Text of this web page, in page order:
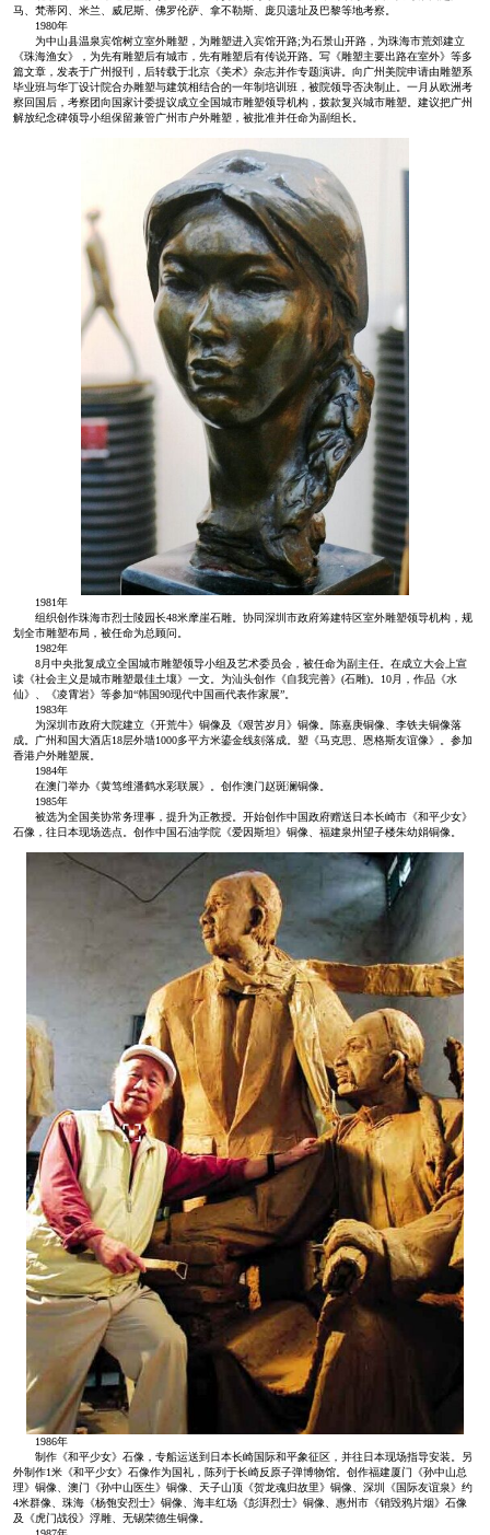
马、梵蒂冈、米兰、威尼斯、佛罗伦萨、拿不勒斯、庞贝遗址及巴黎等地考察。
1980年
为中山县温泉宾馆树立室外雕塑，为雕塑进入宾馆开路;为石景山开路，为珠海市荒郊建立
《珠海渔女》，为先有雕塑后有城市，先有雕塑后有传说开路。写《雕塑主要出路在室外》等多
篇文章，发表于广州报刊，后转载于北京《美术》杂志并作专题演讲。向广州美院申请由雕塑系
毕业班与华丁设计院合办雕塑与建筑相结合的一年制培训班，被院领导否决制止。一月从欧洲考
察回国后，考察团向国家计委提议成立全国城市雕塑领导机构，拨款复兴城市雕塑。建议把广州
解放纪念碑领导小组保留兼管广州市户外雕塑，被批准并任命为副组长。
1981年
组织创作珠海市烈士陵园长48米摩崖石雕。协同深圳市政府筹建特区室外雕塑领导机构，规
划全市雕塑布局，被任命为总顾问。
1982年
8月中央批复成立全国城市雕塑领导小组及艺术委员会，被任命为副主任。在成立大会上宣
读《社会主义是城市雕塑最佳土壤》一文。为汕头创作《自我完善》(石雕)。10月，作品《水
仙》、《凌霄岩》等参加“韩国90现代中国画代表作家展”。
1983年
为深圳市政府大院建立《开荒牛》铜像及《艰苦岁月》铜像。陈嘉庚铜像、李铁夫铜像落
成。广州和国大酒店18层外墙1000多平方米鎏金线刻落成。塑《马克思、恩格斯友谊像》。参加
香港户外雕塑展。
1984年
在澳门举办《黄笃维潘鹤水彩联展》。创作澳门赵斑澜铜像。
1985年
被选为全国美协常务理事，提升为正教授。开始创作中国政府赠送日本长崎市《和平少女》
石像，往日本现场选点。创作中国石油学院《爱因斯坦》铜像、福建泉州望子楼朱幼娟铜像。
1986年
制作《和平少女》石像，专船运送到日本长崎国际和平象征区，并往日本现场指导安装。另
外制作1米《和平少女》石像作为国礼，陈列于长崎反原子弹博物馆。创作福建厦门《孙中山总
理》铜像、澳门《孙中山医生》铜像、天子山顶《贺龙魂归故里》铜像、深圳《国际友谊泉》约
4米群像、珠海《杨匏安烈士》铜像、海丰红场《彭湃烈士》铜像、惠州市《销毁鸦片烟》石像
及《虎门战役》浮雕、无锡荣德生铜像。